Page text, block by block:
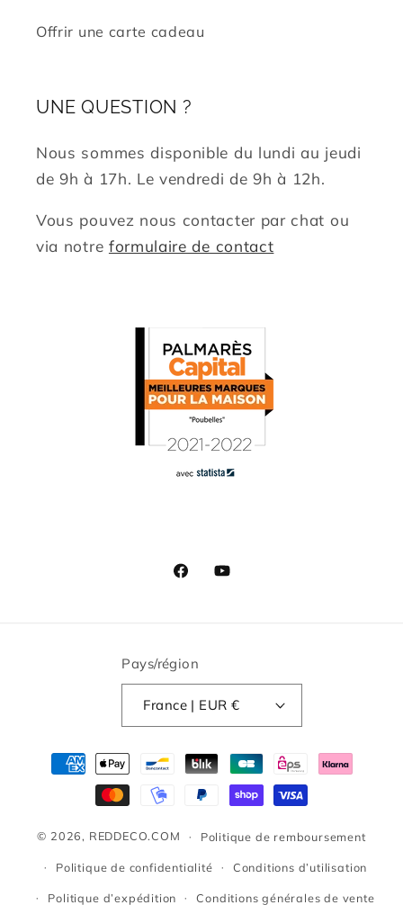
Offrir une carte cadeau
UNE QUESTION ?
Nous sommes disponible du lundi au jeudi
de 9h à 17h. Le vendredi de 9h à 12h.
Vous pouvez nous contacter par chat ou
via notre formulaire de contact
FacebookYouTube
Pays/région
France | EUR €
Moyens
de
paiement
© 2026, REDDECO.COM Politique de remboursement
Politique de confidentialité Conditions d’utilisation
Politique d’expédition Conditions générales de vente